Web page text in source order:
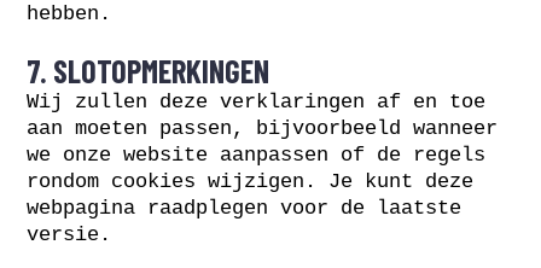
hebben.
7. SLOTOPMERKINGEN
Wij zullen deze verklaringen af en toe
aan moeten passen, bijvoorbeeld wanneer
we onze website aanpassen of de regels
rondom cookies wijzigen. Je kunt deze
webpagina raadplegen voor de laatste
versie.